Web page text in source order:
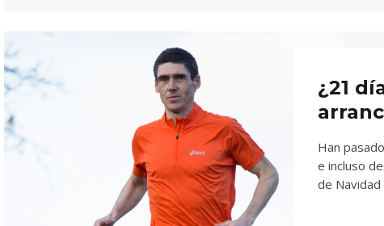
¿21
Han
e incluso
de